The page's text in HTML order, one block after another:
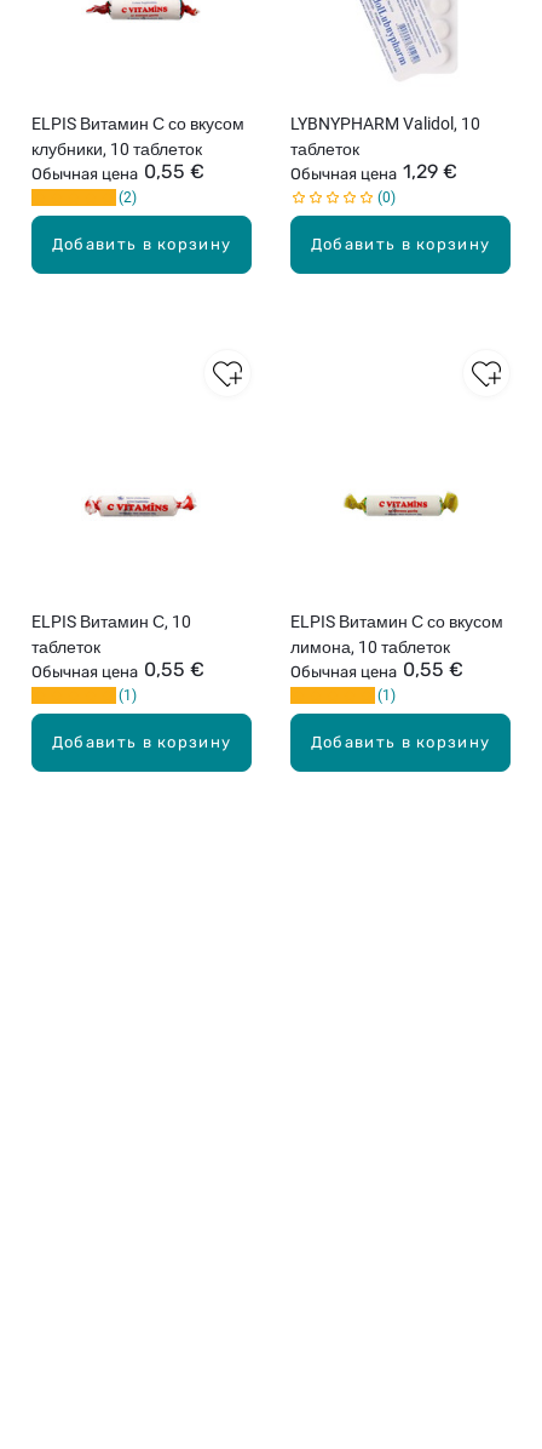
Добавить в корзину
ELPIS Витамин С со вкусом
клубники, 10 таблеток
Обычная цена 0,55 €
2
Добавить в корзину
LYBNYPHARM Validol, 10
таблеток
Обычная цена 1,29 €
0
Добавить в корзину
ELPIS Витамин С, 10
таблеток
Обычная цена 0,55 €
1
Добавить в корзину
ELPIS Витамин С со вкусом
лимона, 10 таблеток
Обычная цена 0,55 €
1